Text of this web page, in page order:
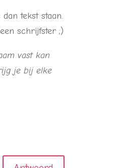
tekst staan.
schrijfster ;)
vast kan
je bij elke